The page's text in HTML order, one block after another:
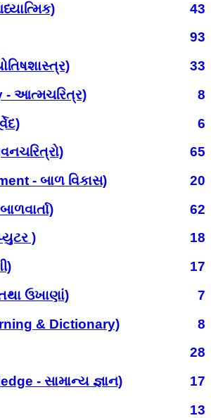
43
93
33
- આત્મચરિત્ર)
8
6
65
- બાળ વિકાસ)
20
62
)
18
17
ઉખાણાં)
7
& Dictionary)
8
28
- સામાન્ય જ્ઞાન)
17
13